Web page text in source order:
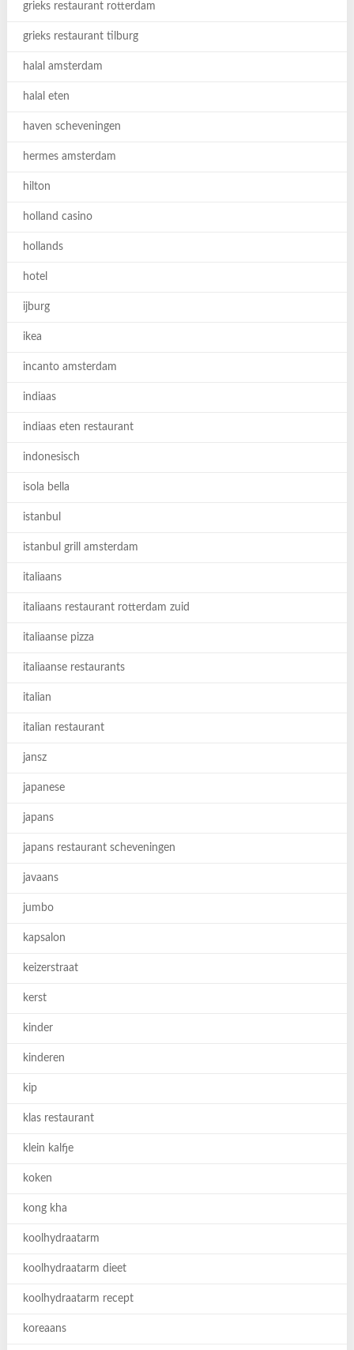
grieks restaurant rotterdam
grieks restaurant tilburg
halal amsterdam
halal eten
haven scheveningen
hermes amsterdam
hilton
holland casino
hollands
hotel
ijburg
ikea
incanto amsterdam
indiaas
indiaas eten restaurant
indonesisch
isola bella
istanbul
istanbul grill amsterdam
italiaans
italiaans restaurant rotterdam zuid
italiaanse pizza
italiaanse restaurants
italian
italian restaurant
jansz
japanese
japans
japans restaurant scheveningen
javaans
jumbo
kapsalon
keizerstraat
kerst
kinder
kinderen
kip
klas restaurant
klein kalfje
koken
kong kha
koolhydraatarm
koolhydraatarm dieet
koolhydraatarm recept
koreaans